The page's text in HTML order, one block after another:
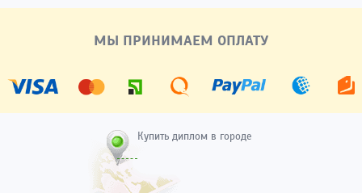
МЫ ПРИНИМАЕМ ОПЛАТУ
Купить диплом в городе